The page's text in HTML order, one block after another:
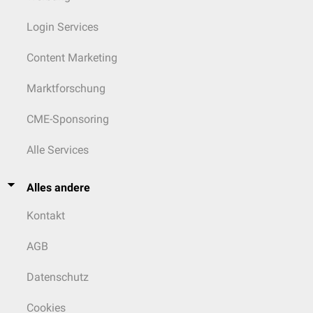
Login Services
Content Marketing
Marktforschung
CME-Sponsoring
Alle Services
Alles andere
Kontakt
AGB
Datenschutz
Cookies